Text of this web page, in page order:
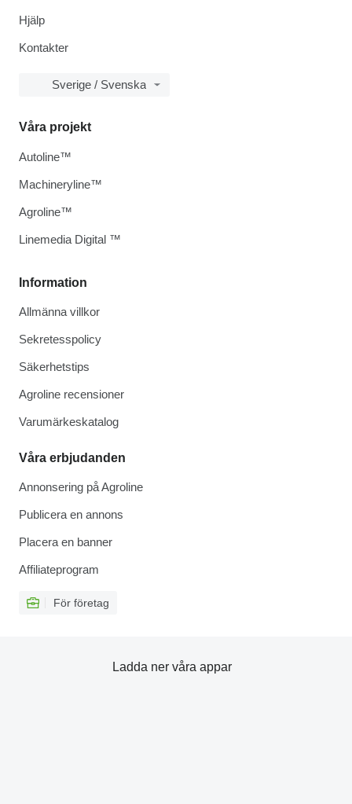
Hjälp
Kontakter
Sverige / Svenska
Information
Allmänna villkor
Sekretesspolicy
Säkerhetstips
Agroline recensioner
Varumärkeskatalog
Våra erbjudanden
Annonsering på Agroline
Publicera en annons
Placera en banner
Affiliateprogram
För företag
Våra projekt
Autoline™
Machineryline™
Agroline™
Linemedia Digital ™
Ladda ner våra appar